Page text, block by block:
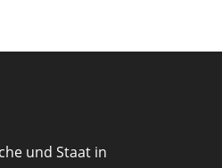
und Staat in